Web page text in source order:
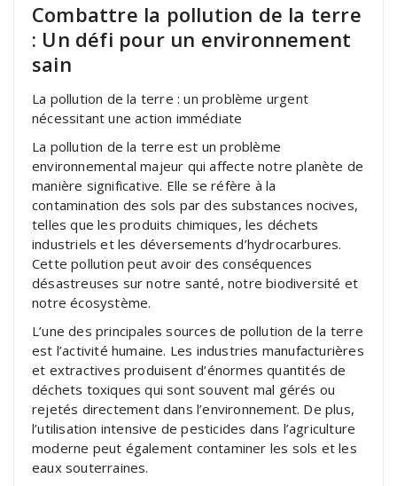
Combattre la pollution de la terre
: Un défi pour un environnement
sain
La pollution de la terre : un problème urgent
nécessitant une action immédiate
La pollution de la terre est un problème
environnemental majeur qui affecte notre planète de
manière significative. Elle se réfère à la
contamination des sols par des substances nocives,
telles que les produits chimiques, les déchets
industriels et les déversements d’hydrocarbures.
Cette pollution peut avoir des conséquences
désastreuses sur notre santé, notre biodiversité et
notre écosystème.
L’une des principales sources de pollution de la terre
est l’activité humaine. Les industries manufacturières
et extractives produisent d’énormes quantités de
déchets toxiques qui sont souvent mal gérés ou
rejetés directement dans l’environnement. De plus,
l’utilisation intensive de pesticides dans l’agriculture
moderne peut également contaminer les sols et les
eaux souterraines.